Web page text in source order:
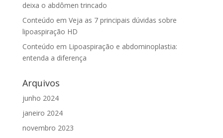
deixa o abdômen trincado
Conteúdo em Veja as 7 principais dúvidas sobre
lipoaspiração HD
Conteúdo em Lipoaspiração e abdominoplastia:
entenda a diferença
Arquivos
junho 2024
janeiro 2024
novembro 2023